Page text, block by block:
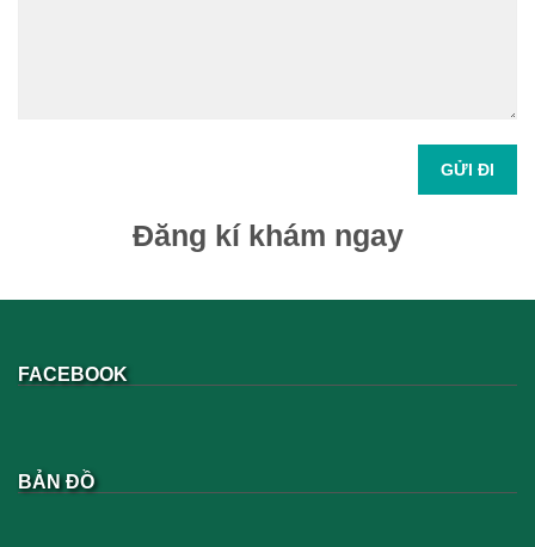
GỬI ĐI
Đăng kí khám ngay
FACEBOOK
BẢN ĐỒ